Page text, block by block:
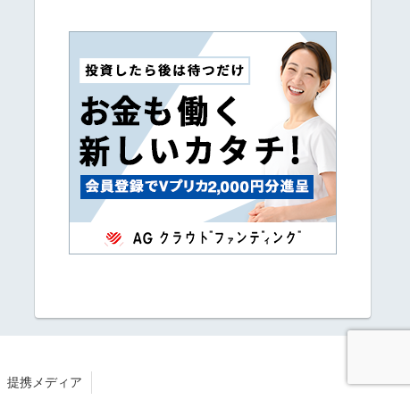
提携メディア